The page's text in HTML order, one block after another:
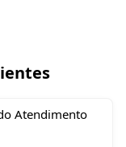
Atendimento